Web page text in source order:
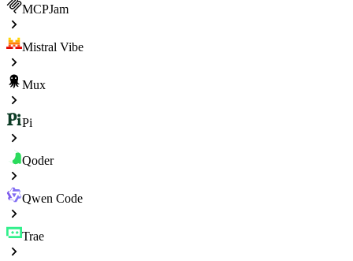
MCPJam
Mistral Vibe
Mux
Pi
Qoder
Qwen Code
Trae